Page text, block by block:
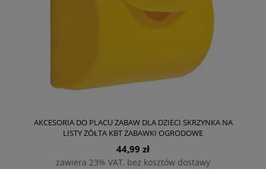
AKCESORIA DO PLACU ZABAW DLA DZIECI SKRZYNKA NA
LISTY ŻÓŁTA KBT ZABAWKI OGRODOWE
44,99 zł
zawiera 23% VAT, bez kosztów dostawy